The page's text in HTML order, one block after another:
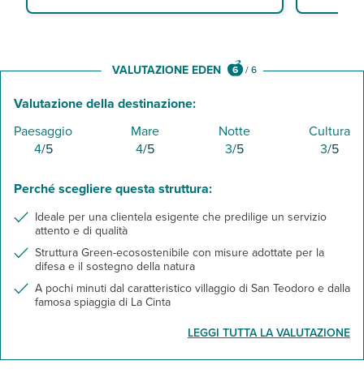
VALUTAZIONE EDEN 6 /6
Valutazione della destinazione:
Paesaggio
4/5
Mare
4/5
Notte
3/5
Cultura
3/5
Perché scegliere questa struttura:
Ideale per una clientela esigente che predilige un servizio
attento e di qualità
Struttura Green-ecosostenibile con misure adottate per la
difesa e il sostegno della natura
A pochi minuti dal caratteristico villaggio di San Teodoro e dalla
famosa spiaggia di La Cinta
LEGGI TUTTA LA VALUTAZIONE